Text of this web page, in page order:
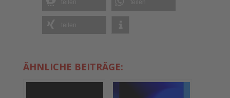
ÄHNLICHE BEITRÄGE: